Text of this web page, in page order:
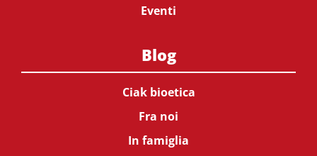
Eventi
Blog
Ciak bioetica
Fra noi
In famiglia